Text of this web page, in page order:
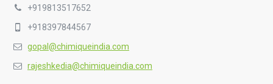
+919813517652
+918397844567
gopal@chimiqueindia.com
rajeshkedia@chimiqueindia.com